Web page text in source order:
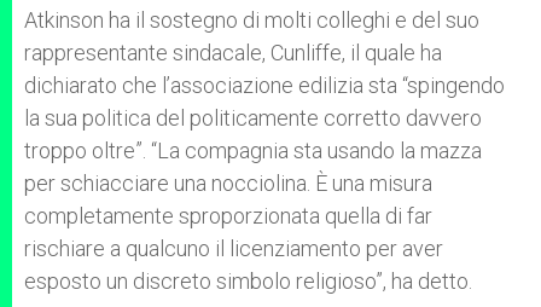
Atkinson ha il sostegno di molti colleghi e del suo
rappresentante sindacale, Cunliffe, il quale ha
dichiarato che l’associazione edilizia sta “spingendo
la sua politica del politicamente corretto davvero
troppo oltre”. “La compagnia sta usando la mazza
per schiacciare una nocciolina. È una misura
completamente sproporzionata quella di far
rischiare a qualcuno il licenziamento per aver
esposto un discreto simbolo religioso”, ha detto.